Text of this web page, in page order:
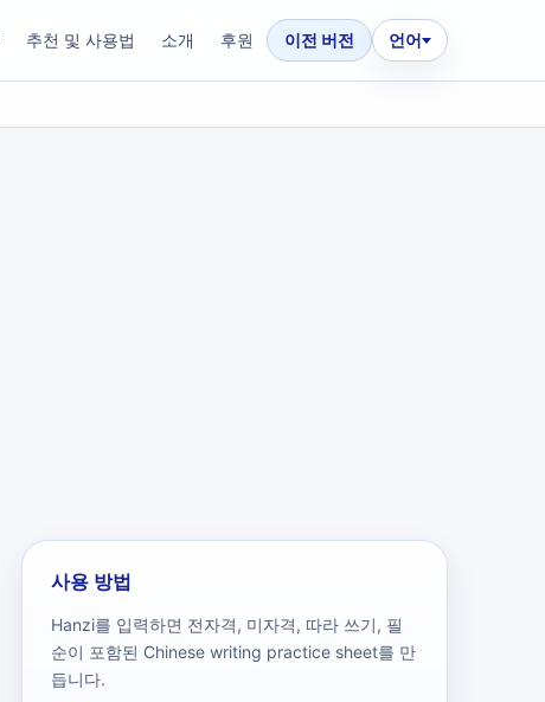
추천 및 사용법 소개 후원 이전 버전 언어
사용 방법
Hanzi를 입력하면 전자격, 미자격, 따라 쓰기, 필
순이 포함된 Chinese writing practice sheet를 만
듭니다.